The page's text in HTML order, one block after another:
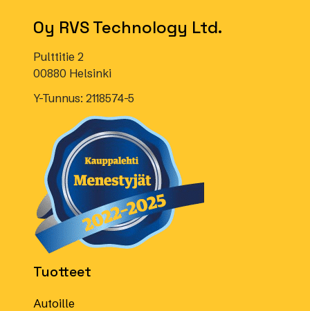
Oy RVS Technology Ltd.
Pulttitie 2
00880 Helsinki
Y-Tunnus: 2118574-5
Tuotteet
Autoille